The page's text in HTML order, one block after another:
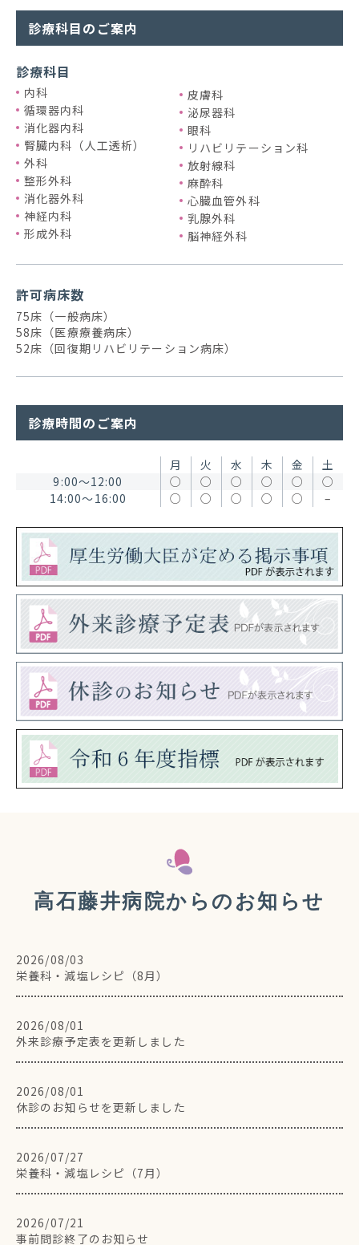
診療科目のご案内
診療科目
内科
循環器内科
消化器内科
腎臓内科（人工透析）
外科
整形外科
消化器外科
神経内科
形成外科
皮膚科
泌尿器科
眼科
リハビリテーション科
放射線科
麻酔科
心臓血管外科
乳腺外科
脳神経外科
許可病床数
75床（一般病床）
58床（医療療養病床）
52床（回復期リハビリテーション病床）
診療時間のご案内
月 火 水 木 金
土
9:00〜12:00
○ ○ ○ ○ ○
○
14:00〜16:00
○ ○ ○ ○ ○ –
高石藤井病院からのお知らせ
2026/08/03
栄養科・減塩レシピ（8月）
2026/08/01
外来診療予定表を更新しました
2026/08/01
休診のお知らせを更新しました
2026/07/27
栄養科・減塩レシピ（7月）
2026/07/21
事前問診終了のお知らせ